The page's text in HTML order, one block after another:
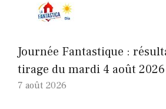
Journée Fantastique :
tirage du mardi 4 août 2026
7 août 2026